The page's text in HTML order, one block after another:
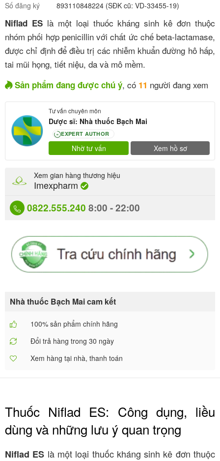
Số đăng ký
893110848224 (SĐK cũ: VD-33455-19)
Niflad ESlà một loại thuốc kháng sinh kê đơn thuộc
nhóm phối hợp penicillin với chất ức chế beta-lactamase,
được chỉ định để điều trị các nhiễm khuẩn đường hô hấp,
tai mũi họng, tiết niệu, da và mô mềm.
Sản phẩm đang được chú ý, có 11 người đang xem
Tư vấn chuyên môn
Dược sĩ: Nhà thuốc Bạch Mai
80 EXPERT AUTHOR
Nhờ tư vấn Xem hồ sơ
0822.555.240 8:00 - 22:00
Xem gian hàng thương hiệu
Imexpharm
Nhà thuốc Bạch Mai cam kết
100% sản phẩm chính hãng
Đổi trả hàng trong 30 ngày
Xem hàng tại nhà, thanh toán
Thuốc Niflad ES: Công dụng, liều
dùng và những lưu ý quan trọng
Niflad ES là một loại thuốc kháng sinh kê đơn thuộc